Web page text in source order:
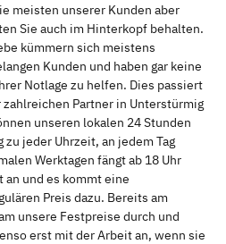
meisten unserer Kunden aber
Sie auch im Hinterkopf behalten.
kümmern sich meistens
Kunden und haben gar keine
Notlage zu helfen. Dies passiert
Partner in Unterstürmig
unseren lokalen 24 Stunden
jeder Uhrzeit, an jedem Tag
Werktagen fängt ab 18 Uhr
und es kommt eine
Preis dazu. Bereits am
unsere Festpreise durch und
erst mit der Arbeit an, wenn sie